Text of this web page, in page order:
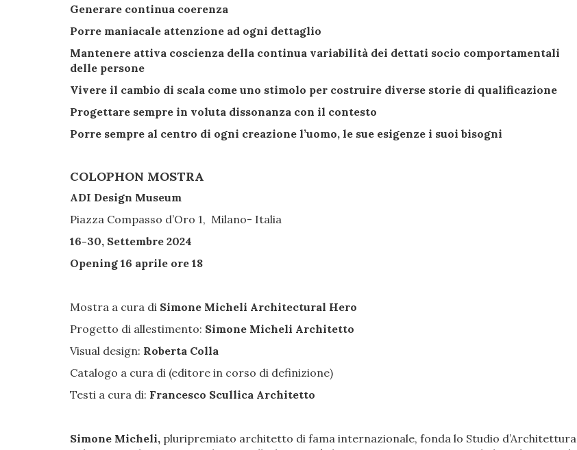
Generare continua coerenza
Porre maniacale attenzione ad ogni dettaglio
Mantenere attiva coscienza della continua variabilità dei dettati socio comportamentali
delle persone
Vivere il cambio di scala come uno stimolo per costruire diverse storie di qualificazione
Progettare sempre in voluta dissonanza con il contesto
Porre sempre al centro di ogni creazione l’uomo, le sue esigenze i suoi bisogni
COLOPHON MOSTRA
ADI Design Museum
Piazza Compasso d’Oro 1, Milano- Italia
16-30, Settembre 2024
Opening 16 aprile ore 18
Mostra a cura di Simone Micheli Architectural Hero
Progetto di allestimento: Simone Micheli Architetto
Visual design: Roberta Colla
Catalogo a cura di (editore in corso di definizione)
Testi a cura di: Francesco Scullica Architetto
Simone Micheli, pluripremiato architetto di fama internazionale, fonda lo Studio d’Architettura